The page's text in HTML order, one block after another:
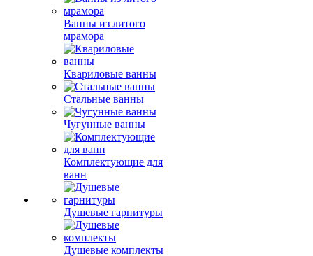
Ванны из литого
мрамора
Квариловые ванны
Стальные ванны
Чугунные ванны
Комплектующие для
ванн
Душевые гарнитуры
Душевые комплекты